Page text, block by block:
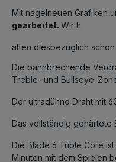
Mit nagelneuen Grafiken
gearbeitet. Wir h
atten diesbezüglich
Die bahnbrechende
Treble- und Bullseye-
Der ultradünne Draht mit
Das vollständig gehärtete
Die Blade 6 Triple Core
Minuten mit dem Spielen